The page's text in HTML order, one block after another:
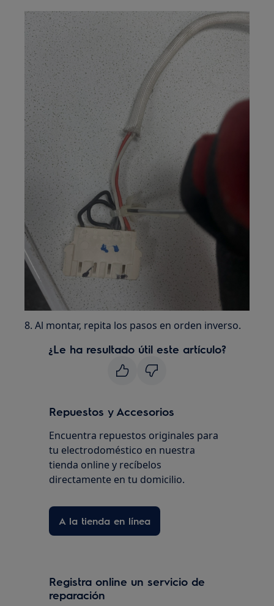
8. Al montar, repita los pasos en orden inverso.
¿Le ha resultado útil este artículo?
Repuestos y Accesorios
Encuentra repuestos originales para
tu electrodoméstico en nuestra
tienda online y recíbelos
directamente en tu domicilio.
A la tienda en línea
Registra online un servicio de
reparación